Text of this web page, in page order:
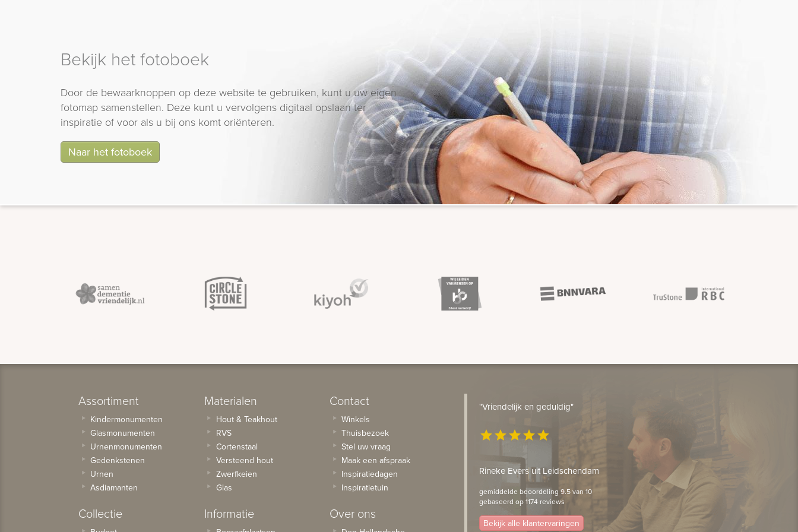
Bekijk het fotoboek
Door de bewaarknoppen op deze website te gebruiken, kunt u uw eigen
fotomap samenstellen. Deze kunt u vervolgens digitaal opslaan ter
inspiratie of voor als u bij ons komt oriënteren.
Naar het fotoboek
Assortiment
Kindermonumenten
Glasmonumenten
Urnenmonumenten
Gedenkstenen
Urnen
Asdiamanten
Collectie
Materialen
Hout & Teakhout
RVS
Cortenstaal
Versteend hout
Zwerfkeien
Glas
Informatie
Contact
Winkels
Thuisbezoek
Stel uw vraag
Maak een afspraak
Inspiratiedagen
Inspiratietuin
Over ons
"Vriendelijk en geduldig"
starstarstarstarstar
Rineke Evers uit Leidschendam
gemiddelde beoordeling 9.5 van 10
gebaseerd op 1174 reviews
Bekijk alle klantervaringen